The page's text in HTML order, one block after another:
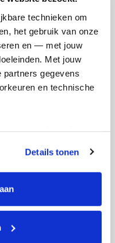
technieken om
het gebruik van onze
en — met jouw
Met jouw
partners gegevens
en technische
elk moment wijzigen of
de pagina. De
tabblad “details”.
Details tonen